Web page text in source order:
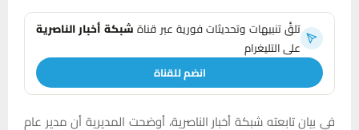
تلقَّ تنبيهات وتحديثات فورية عبر قناةشبكة أخبار الناصرية
على التليغرام
انضم للقناة
في بيان تابعته شبكة أخبار الناصرية، أوضحت المديرية أن مدير عام